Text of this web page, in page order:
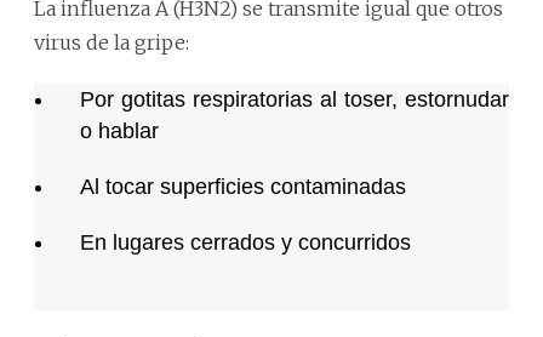
La influenza A (H3N2) se transmite igual que otros
virus de la gripe:
Por gotitas respiratorias al toser, estornudar
o hablar
Al tocar superficies contaminadas
En lugares cerrados y concurridos